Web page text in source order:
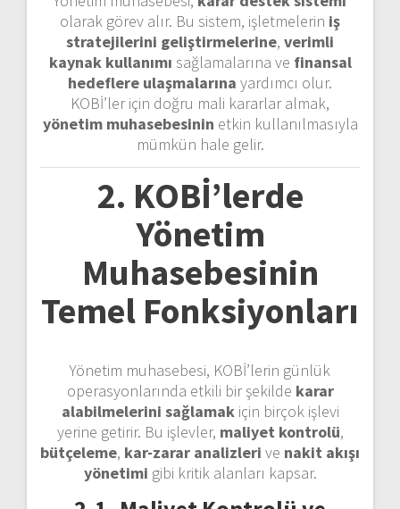
olarak görev alır. Bu sistem, işletmelerin iş
stratejilerini geliştirmelerine, verimli
kaynak kullanımı sağlamalarına ve finansal
hedeflere ulaşmalarına yardımcı olur.
KOBİ’ler için doğru mali kararlar almak,
yönetim muhasebesinin etkin kullanılmasıyla
mümkün hale gelir.
2. KOBİ’lerde
Yönetim
Muhasebesinin
Temel Fonksiyonları
Yönetim muhasebesi, KOBİ’lerin günlük
operasyonlarında etkili bir şekilde karar
alabilmelerini sağlamakiçin birçok işlevi
yerine getirir. Bu işlevler, maliyet kontrolü,
bütçeleme, kar-zarar analizleri ve nakit akışı
yönetimi gibi kritik alanları kapsar.